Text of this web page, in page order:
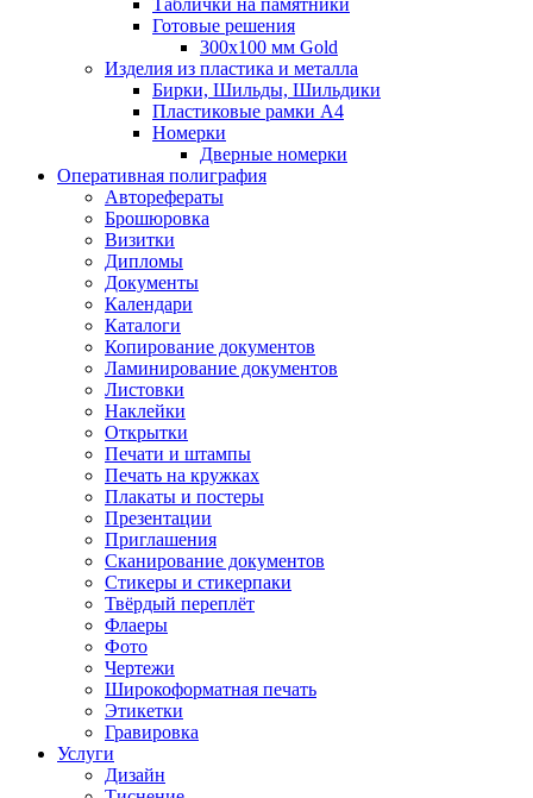
Таблички на памятники
Готовые решения
300x100 мм Gold
Изделия из пластика и металла
Бирки, Шильды, Шильдики
Пластиковые рамки А4
Номерки
Дверные номерки
Оперативная полиграфия
Авторефераты
Брошюровка
Визитки
Дипломы
Документы
Календари
Каталоги
Копирование документов
Ламинирование документов
Листовки
Наклейки
Открытки
Печати и штампы
Печать на кружках
Плакаты и постеры
Презентации
Приглашения
Сканирование документов
Стикеры и стикерпаки
Твёрдый переплёт
Флаеры
Фото
Чертежи
Широкоформатная печать
Этикетки
Гравировка
Услуги
Дизайн